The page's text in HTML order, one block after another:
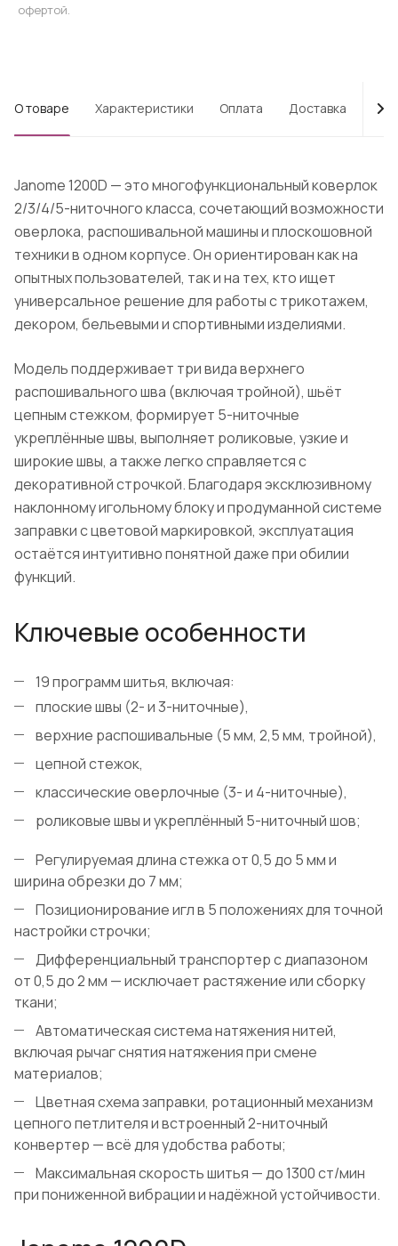
офертой.
О товаре Характеристики Оплата Доставка
Janome 1200D — это многофункциональный коверлок
2/3/4/5-ниточного класса, сочетающий возможности
оверлока, распошивальной машины и плоскошовной
техники в одном корпусе. Он ориентирован как на
опытных пользователей, так и на тех, кто ищет
универсальное решение для работы с трикотажем,
декором, бельевыми и спортивными изделиями.
Модель поддерживает три вида верхнего
распошивального шва (включая тройной), шьёт
цепным стежком, формирует 5-ниточные
укреплённые швы, выполняет роликовые, узкие и
широкие швы, а также легко справляется с
декоративной строчкой. Благодаря эксклюзивному
наклонному игольному блоку и продуманной системе
заправки с цветовой маркировкой, эксплуатация
остаётся интуитивно понятной даже при обилии
функций.
Ключевые особенности
19 программ шитья, включая:
плоские швы (2- и 3-ниточные),
верхние распошивальные (5 мм, 2,5 мм, тройной),
цепной стежок,
классические оверлочные (3- и 4-ниточные),
роликовые швы и укреплённый 5-ниточный шов;
Регулируемая длина стежка от 0,5 до 5 мм и
ширина обрезки до 7 мм;
Позиционирование игл в 5 положениях для точной
настройки строчки;
Дифференциальный транспортер с диапазоном
от 0,5 до 2 мм — исключает растяжение или сборку
ткани;
Автоматическая система натяжения нитей,
включая рычаг снятия натяжения при смене
материалов;
Цветная схема заправки, ротационный механизм
цепного петлителя и встроенный 2-ниточный
конвертер — всё для удобства работы;
Максимальная скорость шитья — до 1300 ст/мин
при пониженной вибрации и надёжной устойчивости.